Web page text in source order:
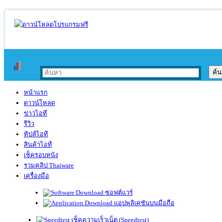
หน้าแรก
ดาวน์โหลด
ข่าวไอที
รีวิว
ทิปส์ไอที
สินค้าไอที
เช็ครอบหนัง
รวมคลิป Thaiware
เครื่องมือ
ซอฟต์แวร์
แอปพลิเคชันบนมือถือ
เช็คความเร็วเน็ต (Speedtest)